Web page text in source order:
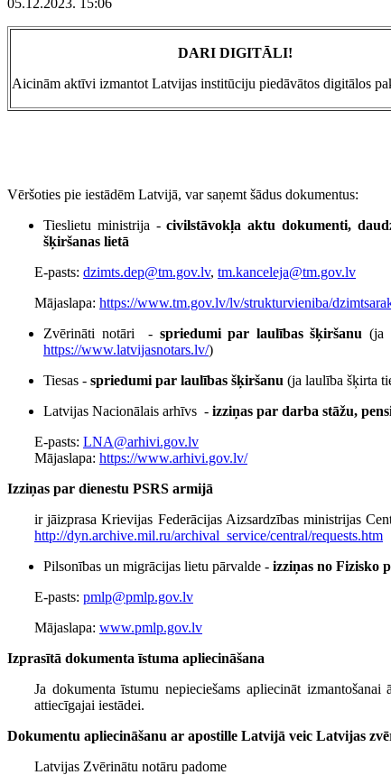
DARI DIGITĀLI!
Aicinām aktīvi izmantot Latvijas institūciju piedāvātos digitālos
Vēršoties pie iestādēm Latvijā, var saņemt šādus dokumentus:
Tieslietu ministrija -civilstāvokļa aktu dokumenti,
šķiršanas lietā
E-pasts: dzimts.dep@tm.gov.lv, tm.kanceleja@tm.gov.lv
Mājaslapa: https://www.tm.gov.lv/lv/strukturvieniba/
Zvērināti notāri - spriedumi par laulības šķiršanu(ja
https://www.latvijasnotars.lv/)
Tiesas - spriedumi par laulības šķiršanu (ja laulība šķirta
Latvijas Nacionālais arhīvs - izziņas par darba stāžu,
E-pasts: LNA@arhivi.gov.lv
Mājaslapa: https://www.arhivi.gov.lv/
Izziņas par dienestu PSRS armijā
ir jāizprasa Krievijas Federācijas Aizsardzības ministrijas
http://dyn.archive.mil.ru/archival_service/central/requests.htm
Pilsonības un migrācijas lietu pārvalde - izziņas no Fizisko
E-pasts: pmlp@pmlp.gov.lv
Mājaslapa: www.pmlp.gov.lv
Izprasītā dokumenta īstuma apliecināšana
Ja dokumenta īstumu nepieciešams apliecināt izmantošanai
attiecīgajai iestādei.
Dokumentu apliecināšanu ar apostille Latvijā veic Latvijas
Latvijas Zvērinātu notāru padome